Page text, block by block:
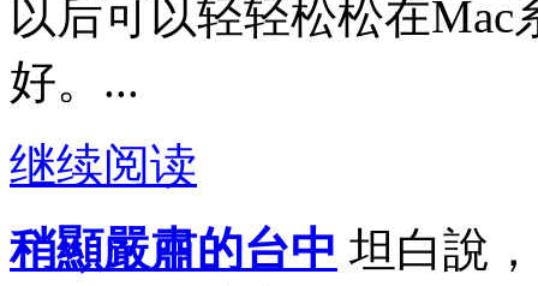
以后可以轻轻松松在
好。...
继续阅读
稍顯嚴肅的台中 坦白說